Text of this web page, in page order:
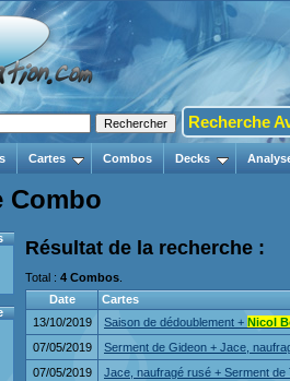
Recherche
Cartes Combos Decks
Combo
Résultat de la recherche :
Total : 4 Combos
Date
Cartes
13/10/2019
Saison de dédoublement + Nicol
07/05/2019
Serment de Gideon + Jace,
07/05/2019
Jace, naufragé rusé + Serment